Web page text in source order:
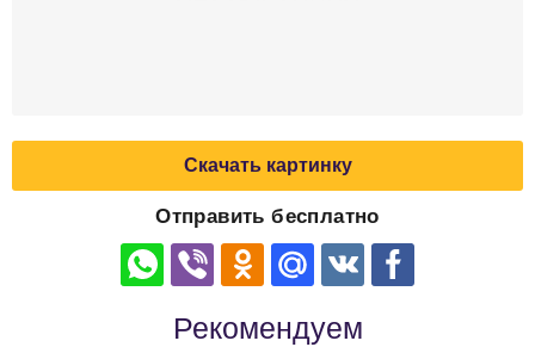
Скачать картинку
Отправить бесплатно
Рекомендуем